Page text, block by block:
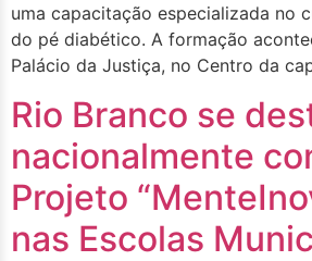
uma capacitação especializada no
do pé diabético. A formação
Palácio da Justiça, no Centro da
Rio Branco se
nacionalmente
Projeto
nas Escolas